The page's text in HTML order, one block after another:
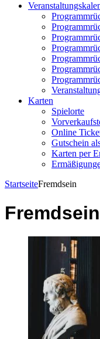
Karten
Spielorte
Online
Gutschein
Karten per
StartseiteFremdsein
Fremdsein